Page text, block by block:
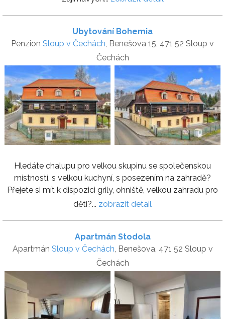
Ubytování Bohemia
Penzion Sloup v Čechách, Benešova 15, 471 52 Sloup v
Čechách
Hledáte chalupu pro velkou skupinu se společenskou
místností, s velkou kuchyní, s posezením na zahradě?
Přejete si mít k dispozici grily, ohniště, velkou zahradu pro
děti?... zobrazit detail
Apartmán Stodola
Apartmán Sloup v Čechách, Benešova, 471 52 Sloup v
Čechách